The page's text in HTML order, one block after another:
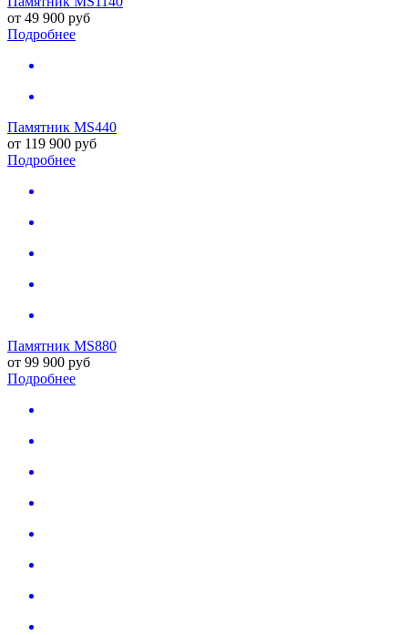
от 49 900 руб
Подробнее
Памятник MS440
от 119 900 руб
Подробнее
Памятник MS880
от 99 900 руб
Подробнее